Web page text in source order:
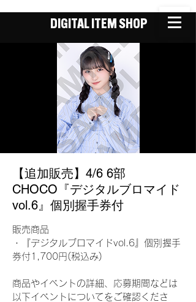
DIGITAL ITEM SHOP
【追加販売】4/6 6部
CHOCO『デジタルブロマイド
vol.6』個別握手券付
販売商品
・『デジタルブロマイドvol.6』個別握手
券付1,700円(税込み)
商品やイベントの詳細、応募期間などは
以下イベントについてをご確認くださ